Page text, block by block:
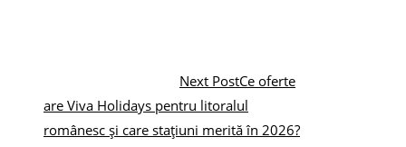
Next PostCe oferte
are Viva Holidays pentru litoralul
românesc și care stațiuni merită în 2026?